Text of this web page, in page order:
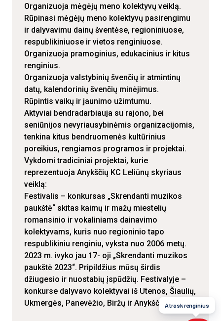
Organizuoja mėgėjų meno kolektyvų veiklą.
Rūpinasi mėgėjų meno kolektyvų pasirengimu
ir dalyvavimu dainų šventėse, regioniniuose,
respublikiniuose ir vietos renginiuose.
Organizuoja pramoginius, edukacinius ir kitus
renginius.
Organizuoja valstybinių švenčių ir atmintinų
datų, kalendorinių švenčių minėjimus.
Rūpintis vaikų ir jaunimo užimtumu.
Aktyviai bendradarbiauja su rajono, bei
seniūnijos nevyriausybinėmis organizacijomis,
tenkina kitus bendruomenės kultūrinius
poreikius, rengiamos programos ir projektai.
Vykdomi tradiciniai projektai, kurie
reprezentuoja Anykščių KC Leliūnų skyriaus
veiklą:
Festivalis – konkursas „Skrendanti muzikos
paukštė“ skitas kaimų ir mažų miestelių
romansinio ir vokaliniams dainavimo
kolektyvams, kuris nuo regioninio tapo
respublikiniu renginiu, vyksta nuo 2006 metų.
2023 m. ivyko jau 17- oji „Skrendanti muzikos
paukštė 2023“. Pripildžius mūsų širdis
džiugesio ir nuostabių įspūdžių. Festivalyje –
konkurse dalyvavo kolektyvai iš Utenos, Šiaulių,
Ukmergės, Panevėžio, Biržų ir Anykščių rajonų.
Atrask renginius